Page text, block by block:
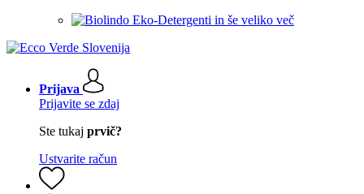
Eko-Detergenti in še veliko več
Prijava
Prijavite se zdaj
Ste tukaj prvič?
Ustvarite račun